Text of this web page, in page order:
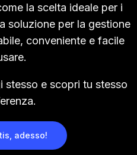
la scelta ideale per i
soluzione per la gestione
conveniente e facile
stesso e scopri tu stesso
adesso!